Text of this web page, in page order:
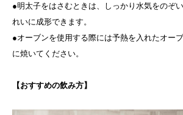
●明太子をはさむときは、しっかり水気をのぞ
れいに成形できます。
●オーブンを使用する際には予熱を入れたオー
に焼いてください。
【おすすめの飲み方】